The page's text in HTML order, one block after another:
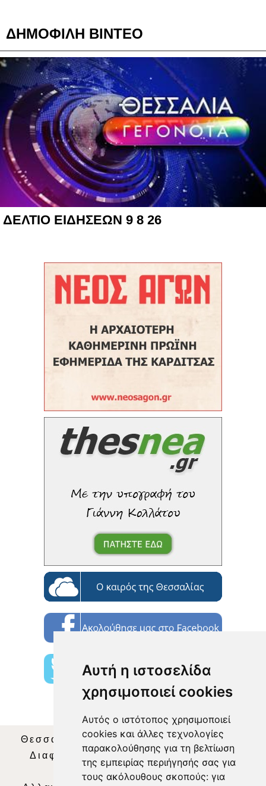
Αυτή η ιστοσελίδα
χρησιμοποιεί cookies
Αυτός ο ιστότοπος χρησιμοποιεί
cookies και άλλες τεχνολογίες
παρακολούθησης για τη βελτίωση
της εμπειρίας περιήγησής σας για
τους ακόλουθους σκοπούς: για
ΔΗΜΟΦΙΛΗ ΒΙΝΤΕΟ
ΔΕΛΤΙΟ ΕΙΔΗΣΕΩΝ 9 8 26
Θεσσαλία Τηλεόραση|SNG Services
Διαφήμιση | Όροι Χρήσης |Δήλωση
Απορρήτου |
Περιεχόμενο